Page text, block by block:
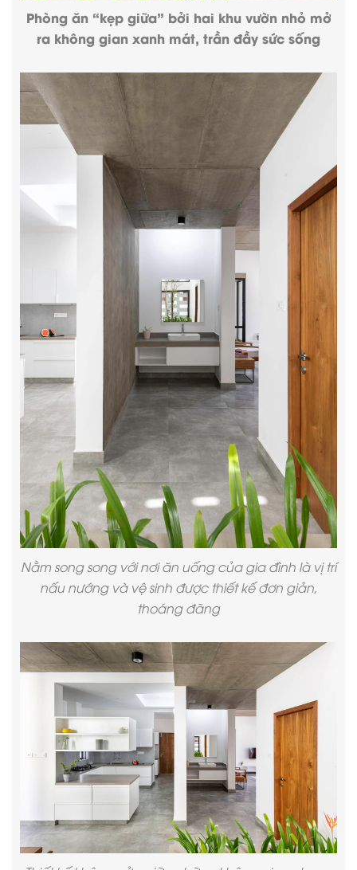
Phòng ăn “kẹp giữa” bởi hai khu vườn nhỏ mở
ra không gian xanh mát, trần đầy sức sống
Nằm song song với nơi ăn uống của gia đình là vị trí
nấu nướng và vệ sinh được thiết kế đơn giản,
thoáng đãng